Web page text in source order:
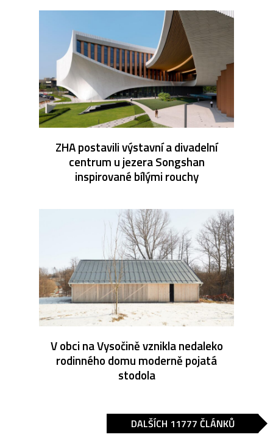
ZHA postavili výstavní a divadelní
centrum u jezera Songshan
inspirované bílými rouchy
V obci na Vysočině vznikla nedaleko
rodinného domu moderně pojatá
stodola
DALŠÍCH 11777 ČLÁNKŮ